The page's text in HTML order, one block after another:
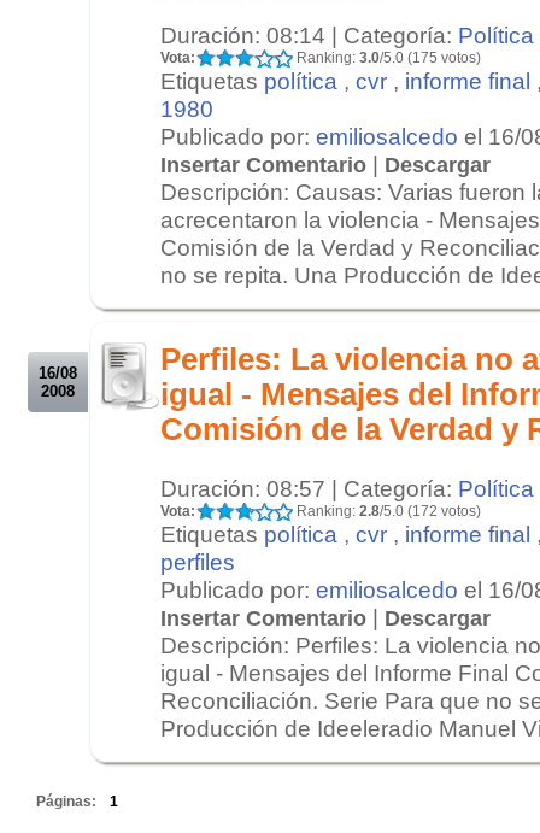
Duración: 08:14 | Categoría: Política
Vota: Ranking: 3.0/5.0 (175 votos)
Etiquetas política , cvr , informe final
1980
Publicado por: emiliosalcedo el 16/
Insertar Comentario | Descargar
Descripción: Causas: Varias fueron
acrecentaron la violencia -
Comisión de la Verdad y
no se repita. Una Producción de
16/08
2008
Perfiles: La violencia no
igual - Mensajes del
Comisión de la Verdad y
Duración: 08:57 | Categoría: Política
Vota: Ranking: 2.8/5.0 (172 votos)
Etiquetas política , cvr , informe final
perfiles
Publicado por: emiliosalcedo el 16/
Insertar Comentario | Descargar
Descripción: Perfiles: La violencia
igual - Mensajes del Informe Final
Reconciliación. Serie Para que no
Producción de Ideeleradio Manuel
Páginas: 1